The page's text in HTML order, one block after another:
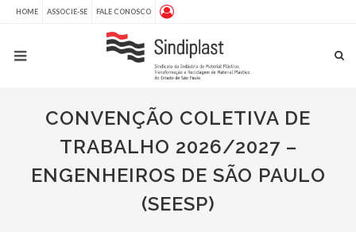
HOME ASSOCIE-SE FALE CONOSCO
CONVENÇÃO COLETIVA DE
TRABALHO 2026/2027 –
ENGENHEIROS DE SÃO PAULO
(SEESP)